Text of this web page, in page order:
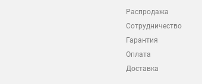
Распродажа
Сотрудничество
Гарантия
Оплата
Доставка